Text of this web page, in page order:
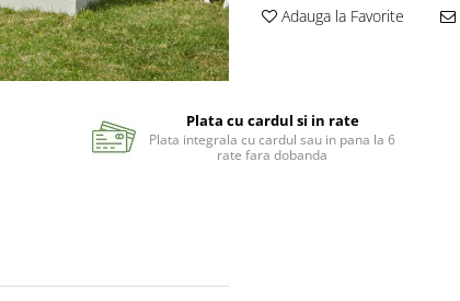
Adauga la Favorite
Plata cu cardul si in rate
Plata integrala cu cardul sau in pana la 6
rate fara dobanda